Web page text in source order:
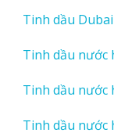
Tinh dầu
Tinh dầu nước
Tinh dầu nước
Tinh dầu nước